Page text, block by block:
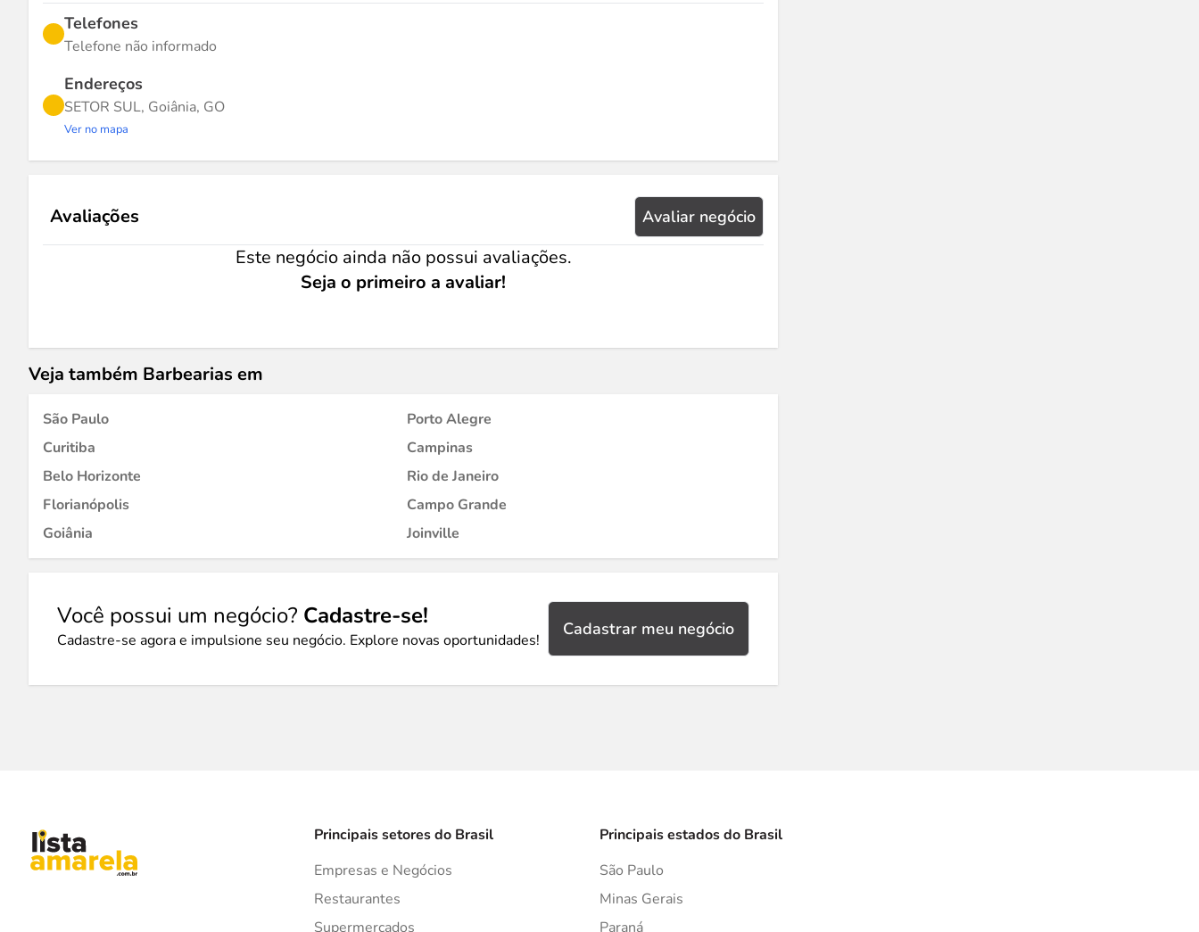
Telefones
Telefone não informado
Endereços
SETOR SUL, Goiânia, GO
Ver no mapa
Avaliações Avaliar negócio
Este negócio ainda não possui avaliações.
Seja o primeiro a avaliar!
Veja também Barbearias em
São Paulo
Porto Alegre
Curitiba
Campinas
Belo Horizonte
Rio de Janeiro
Florianópolis
Campo Grande
Goiânia
Joinville
Você possui um negócio? Cadastre-se!
Cadastre-se agora e impulsione seu negócio. Explore novas oportunidades!
Cadastrar meu negócio
Principais setores do Brasil
Empresas e Negócios
Restaurantes
Supermercados
Principais estados do Brasil
São Paulo
Minas Gerais
Paraná